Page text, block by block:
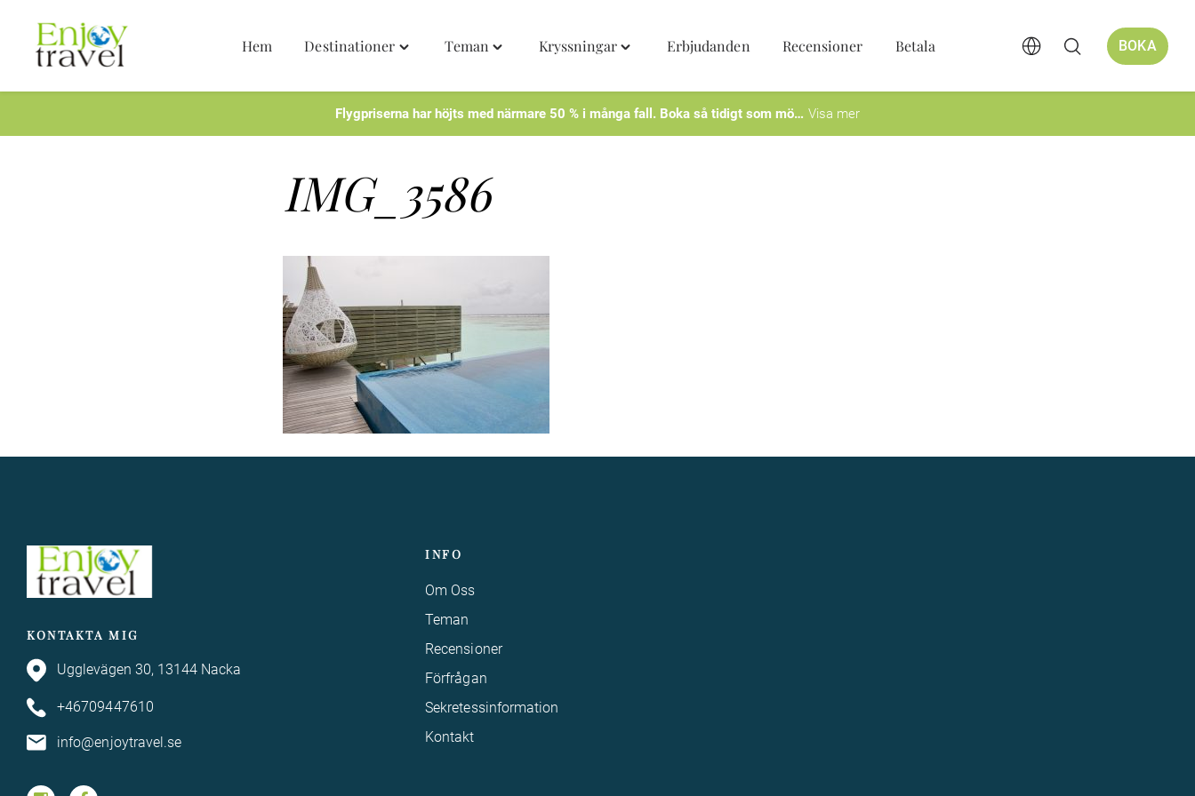
Hoppa
Hem Destinationer Teman
Toggle
Kryssningar Erbjudanden Recensioner Betala BOKA
Flygpriserna har höjts med närmare 50 % i många fall. Boka så tidigt som mö Visa mer
IMG_3586
KONTAKTA MIG
Ugglevägen 30, 13144 Nacka
+46709447610
info@enjoytravel.se
INFO
Om Oss
Teman
Recensioner
Förfrågan
Sekretessinformation
Kontakt